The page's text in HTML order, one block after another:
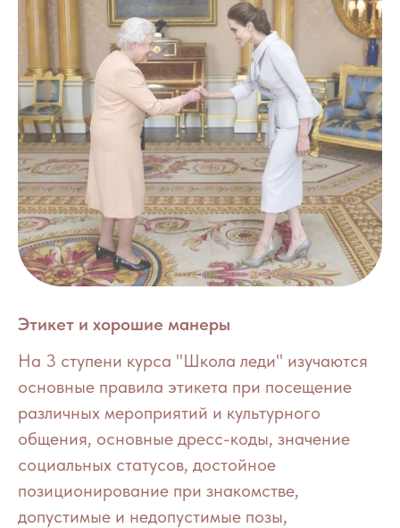
Этикет и хорошие манеры
На 3 ступени курса "Школа леди" изучаются
основные правила этикета при посещение
различных мероприятий и культурного
общения, основные дресс-коды, значение
социальных статусов, достойное
позиционирование при знакомстве,
допустимые и недопустимые позы,